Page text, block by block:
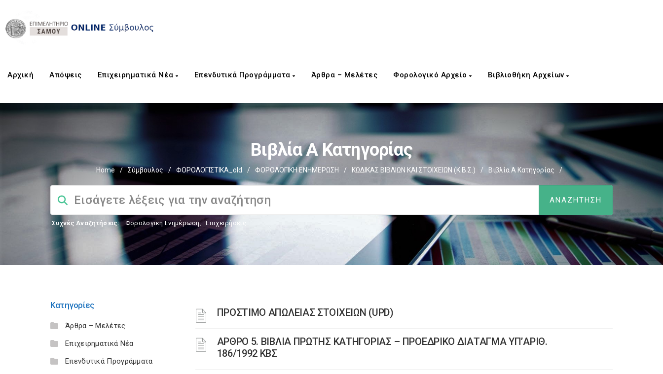
Αρχική Aπόψεις Επιχειρηματικά Νέα Επενδυτικά Προγράμματα Άρθρα – Μελέτες Φορολογικό Αρχείο Βιβλιοθήκη Αρχείων
Βιβλία Α Κατηγορίας
Home / Σύμβουλος / ΦΟΡΟΛΟΓΙΣΤΙΚΑ_old / ΦΟΡΟΛΟΓΙΚΗ ΕΝΗΜΕΡΩΣΗ / ΚΩΔΙΚΑΣ ΒΙΒΛΙΩΝ ΚΑΙ ΣΤΟΙΧΕΙΩΝ (Κ.Β.Σ.) / Βιβλία Α Κατηγορίας /
Συχνές Αναζητήσεις: Φορολογικη Ενημέρωση, Επιχειρήσεις
Κατηγορίες
Άρθρα – Μελέτες
Επιχειρηματικά Νέα
Επενδυτικά Προγράμματα
ΠΡΟΣΤΙΜΟ ΑΠΩΛΕΙΑΣ ΣΤΟΙΧΕΙΩΝ (UPD)
ΑΡΘΡΟ 5. ΒΙΒΛΙΑ ΠΡΩΤΗΣ ΚΑΤΗΓΟΡΙΑΣ – ΠΡΟΕΔΡΙΚΟ ΔΙΑΤΑΓΜΑ ΥΠ’ΑΡΙΘ.
186/1992 ΚΒΣ